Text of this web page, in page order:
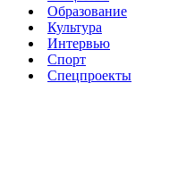
Образование
Культура
Интервью
Спорт
Спецпроекты